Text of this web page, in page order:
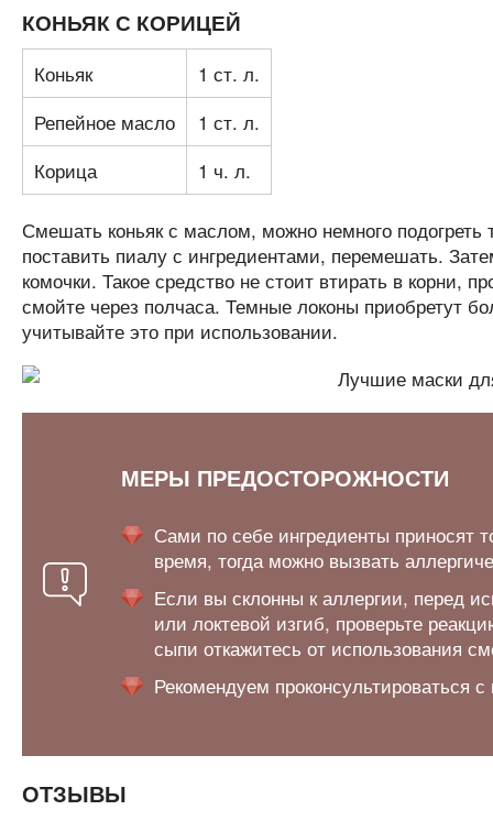
КОНЬЯК С КОРИЦЕЙ
Коньяк
1 ст. л.
Репейное масло
1 ст. л.
Корица
1 ч. л.
Смешать коньяк с маслом, можно немного
поставить пиалу с ингредиентами, перемешать.
комочки. Такое средство не стоит втирать в
смойте через полчаса. Темные локоны приобретут
учитывайте это при использовании.
МЕРЫ ПРЕДОСТОРОЖНОСТИ
Сами по себе ингредиенты приносят
время, тогда можно вызвать
Если вы склонны к аллергии, перед
или локтевой изгиб, проверьте
сыпи откажитесь от использования
Рекомендуем проконсультироваться
ОТЗЫВЫ